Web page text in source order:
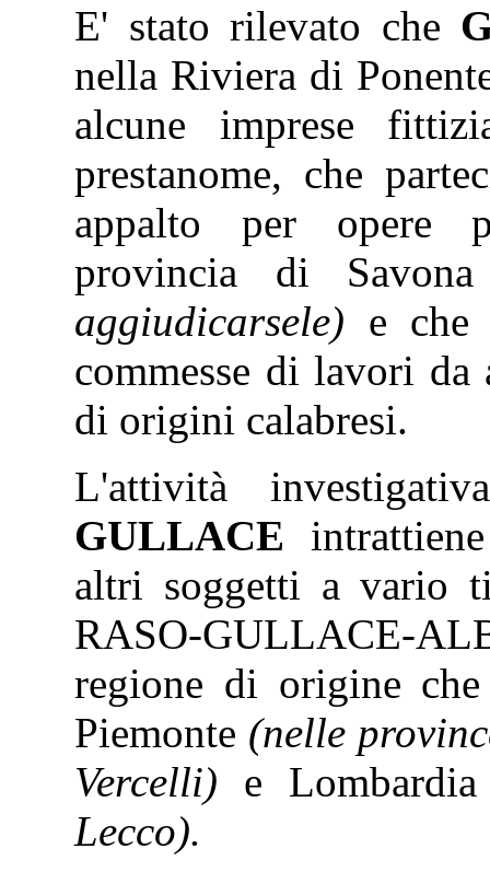
E' stato rilevato che
nella Riviera di
alcune imprese
prestanome, che
appalto per opere
provincia di
aggiudicarsele) e che
commesse di lavori
di origini calabresi.
L'attività
GULLACE
altri soggetti a vario
RASO-GULLACE-
regione di origine
Piemonte (nelle
Vercelli) e
Lecco).